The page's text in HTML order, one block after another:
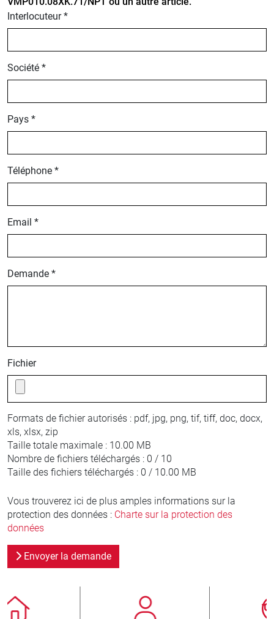
Interlocuteur *
Société *
Pays *
Téléphone *
Email *
Demande *
Fichier
Formats de fichier autorisés : pdf, jpg, png, tif, tiff, doc, docx,
xls, xlsx, zip
Taille totale maximale : 10.00 MB
Nombre de fichiers téléchargés : 0 / 10
Taille des fichiers téléchargés : 0 / 10.00 MB
Vous trouverez ici de plus amples informations sur la
protection des données : Charte sur la protection des
données
Envoyer la demande